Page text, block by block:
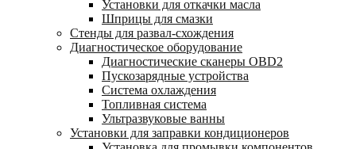
Установки для откачки масла
Шприцы для смазки
Стенды для развал-схождения
Диагностическое оборудование
Диагностические сканеры OBD2
Пускозарядные устройства
Система охлаждения
Топливная система
Ультразвуковые ванны
Установки для заправки кондиционеров